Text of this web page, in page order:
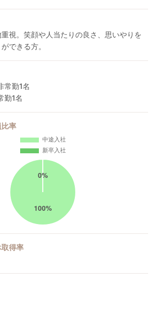
視。笑顔や人当たりの良さ、思いやりを
できる方。
常勤1名
勤1名
率
得率